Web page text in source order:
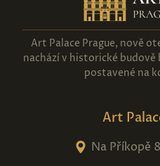
Art Palace Prague, nově
nachází v historické
postavené na
Art
Na Příkopě